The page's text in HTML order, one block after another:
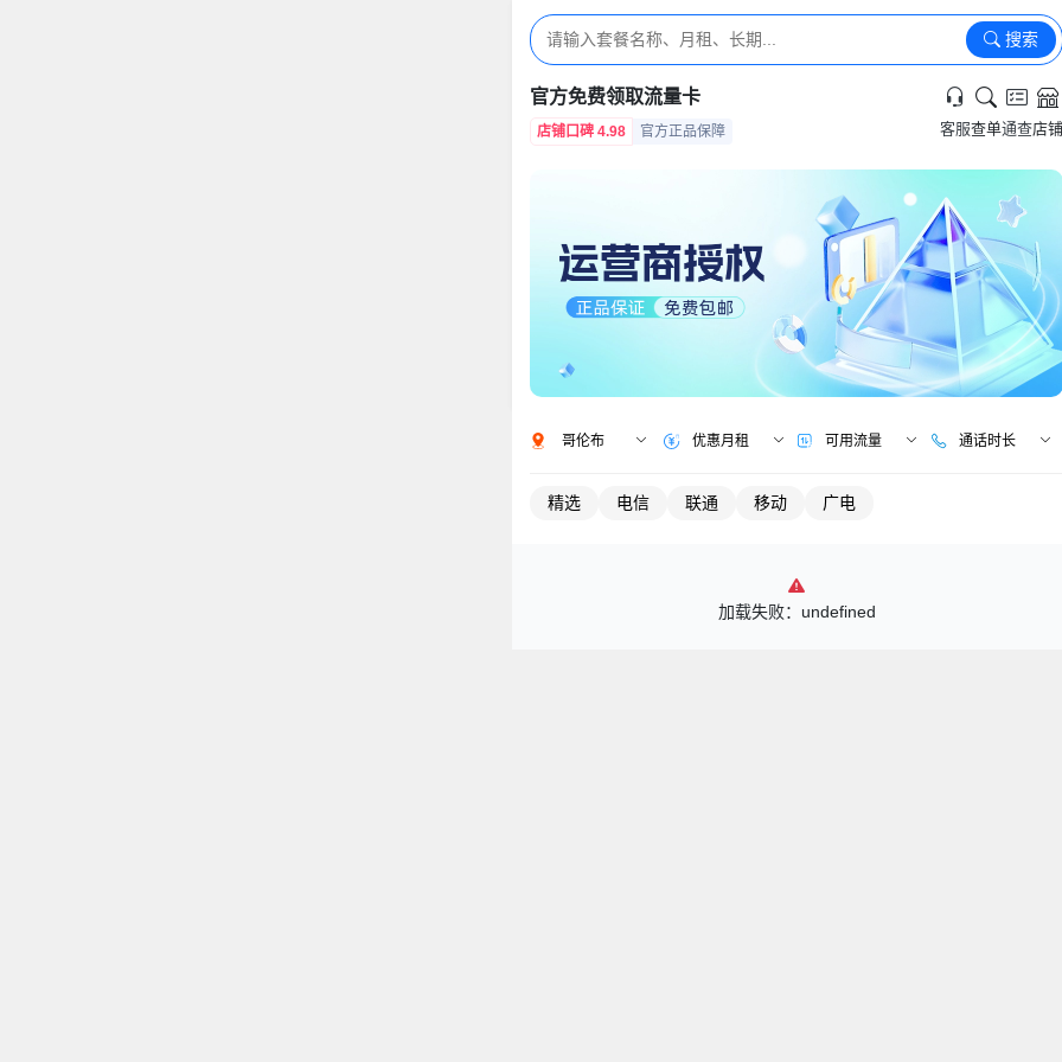
搜索
官方免费领取流量卡
店铺口碑 4.98 官方正品保障 客服查单通查店铺
哥伦布 优惠月租 可用流量 通话时长
精选 电信 联通 移动 广电
加载失败：undefined